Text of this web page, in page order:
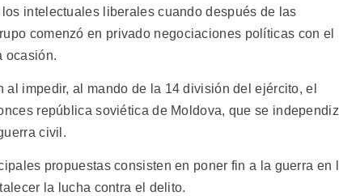
intelectuales liberales cuando después de las
comenzó en privado negociaciones políticas con el
ocasión.
impedir, al mando de la 14 división del ejército, el
república soviética de Moldova, que se
civil.
propuestas consisten en poner fin a la guerra en
la lucha contra el delito.